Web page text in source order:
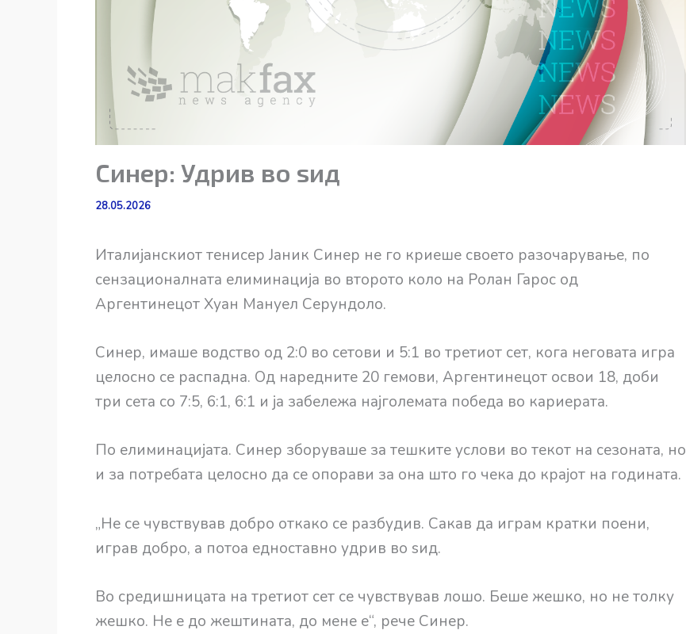
Синер: Удрив во ѕид
28.05.2026
Италијанскиот тенисер Јаник Синер не го криеше своето разочарување, по
сензационалната елиминација во второто коло на Ролан Гарос од
Аргентинецот Хуан Мануел Серундоло.
Синер, имаше водство од 2:0 во сетови и 5:1 во третиот сет, кога неговата игра
целосно се распадна. Од наредните 20 гемови, Аргентинецот освои 18, доби
три сета со 7:5, 6:1, 6:1 и ја забележа најголемата победа во кариерата.
По елиминацијата. Синер зборуваше за тешките услови во текот на сезоната, но
и за потребата целосно да се опорави за она што го чека до крајот на годината.
„Не се чувствував добро откако се разбудив. Сакав да играм кратки поени,
играв добро, а потоа едноставно удрив во ѕид.
Во средишницата на третиот сет се чувствував лошо. Беше жешко, но не толку
жешко. Не е до жештината, до мене е“, рече Синер.